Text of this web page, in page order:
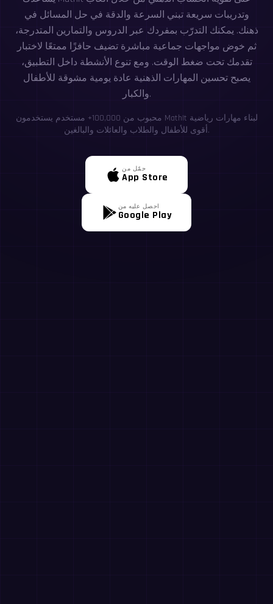
وتدريبات سريعة تبني السرعة والدقة في حل المسائل في
ذهنك. يمكنك التدرّب بمفردك عبر الدروس والتمارين المتدرجة،
ثم خوض مواجهات جماعية مباشرة تضيف حافزًا ممتعًا لاختبار
تقدمك تحت ضغط الوقت. ومع تنوع الأنشطة داخل التطبيق،
يصبح تحسين المهارات الذهنية عادة يومية مشوقة للأطفال
والكبار.
محبوب من 100,000+ مستخدم يستخدمون MathIt لبناء مهارات رياضية
أقوى للأطفال والطلاب والعائلات والبالغين.
حمّل من
App Store
احصل عليه من
Google Play